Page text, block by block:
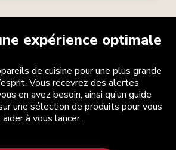
expérience optimale
de cuisine pour une plus grande
Vous recevrez des alertes
en avez besoin, ainsi qu’un guide
une sélection de produits pour vous
aider à vous lancer.